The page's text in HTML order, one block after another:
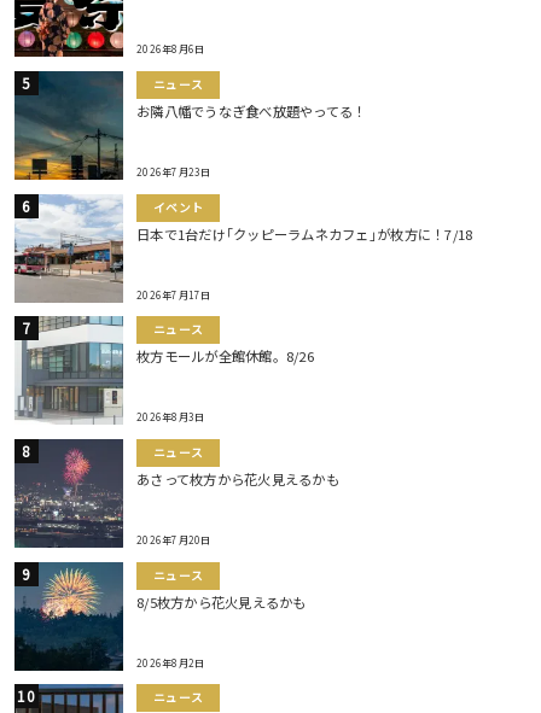
2026年8月6日
ニュース
お隣八幡でうなぎ食べ放題やってる！
2026年7月23日
イベント
日本で1台だけ｢クッピーラムネカフェ｣が枚方に！7/18
2026年7月17日
ニュース
枚方モールが全館休館。8/26
2026年8月3日
ニュース
あさって枚方から花火見えるかも
2026年7月20日
ニュース
8/5枚方から花火見えるかも
2026年8月2日
ニュース